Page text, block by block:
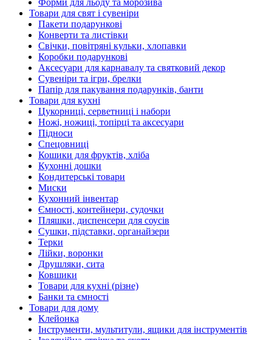
Форми для льоду та морозива
Товари для свят і сувеніри
Пакети подарункові
Конверти та листівки
Свічки, повітряні кульки, хлопавки
Коробки подарункові
Аксесуари для карнавалу та святковий декор
Сувеніри та ігри, брелки
Папір для пакування подарунків, банти
Товари для кухні
Цукорниці, серветниці і набори
Ножі, ножиці, топірці та аксесуари
Підноси
Спецовниці
Кошики для фруктів, хліба
Кухонні дошки
Кондитерські товари
Миски
Кухонний інвентар
Ємності, контейнери, судочки
Пляшки, диспенсери для соусів
Сушки, підставки, органайзери
Терки
Лійки, воронки
Друшляки, сита
Ковшики
Товари для кухні (різне)
Банки та ємності
Товари для дому
Клейонка
Інструменти, мультитули, ящики для інструментів